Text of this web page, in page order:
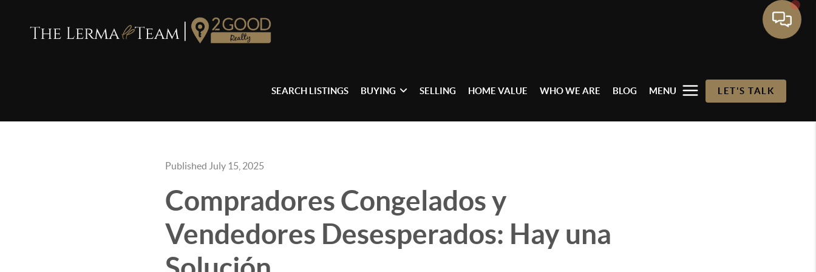
SEARCH LISTINGS BUYING SELLING HOME VALUE WHO WE ARE BLOG MENU LET'S TALK
Published July 15, 2025
Compradores Congelados y
Vendedores Desesperados: Hay una